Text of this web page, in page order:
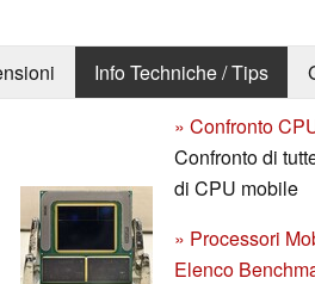
Info Techniche / Tips
» Confronto
Confronto di
di CPU mobile
» Processori
Elenco